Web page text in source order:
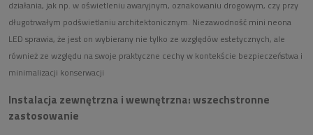
działania, jak np. w oświetleniu awaryjnym, oznakowaniu drogowym, czy przy
długotrwałym podświetlaniu architektonicznym. Niezawodność mini neona
LED sprawia, że jest on wybierany nie tylko ze względów estetycznych, ale
również ze względu na swoje praktyczne cechy w kontekście bezpieczeństwa i
minimalizacji konserwacji
Instalacja zewnętrzna i wewnętrzna: wszechstronne
zastosowanie